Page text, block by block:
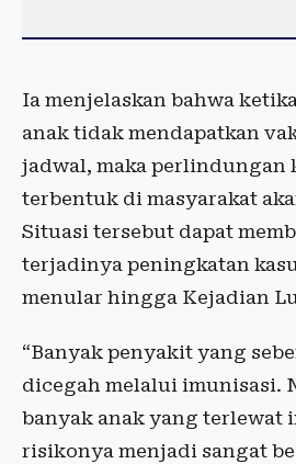
Ia menjelaskan bahwa
anak tidak mendapatkan
jadwal, maka perlindungan
terbentuk di masyarakat
Situasi tersebut dapat
terjadinya peningkatan
menular hingga Kejadian
“Banyak penyakit yang
dicegah melalui imunisasi.
banyak anak yang terlewat
risikonya menjadi sangat